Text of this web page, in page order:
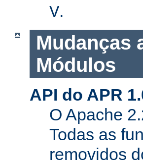
V.
Mudanças
Módulos
API do APR
O Apache
Todas as
removidos